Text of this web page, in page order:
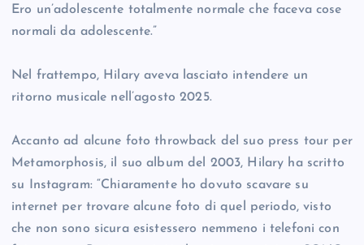
Ero un’adolescente totalmente normale che faceva cose
normali da adolescente.”
Nel frattempo, Hilary aveva lasciato intendere un
ritorno musicale nell’agosto 2025.
Accanto ad alcune foto throwback del suo press tour per
Metamorphosis, il suo album del 2003, Hilary ha scritto
su Instagram: “Chiaramente ho dovuto scavare su
internet per trovare alcune foto di quel periodo, visto
che non sono sicura esistessero nemmeno i telefoni con